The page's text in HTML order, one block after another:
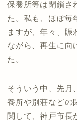
保養所等は閉鎖さ
た。私も、ほぼ毎
ますが、年々、賑
ながら、再生に向
た。
そういう中、先月
養所や別荘などの
関して、神戸市長